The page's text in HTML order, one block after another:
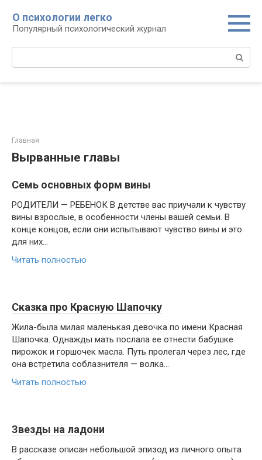
контенту
О психологии легко
Популярный психологический журнал
Главная
Вырванные главы
Семь основных форм вины
РОДИТЕЛИ — РЕБЕНОК В детстве вас приучали к чувству
вины взрослые, в особенности члены вашей семьи. В
конце концов, если они испытывают чувство вины и это
для них...
Читать полностью
Сказка про Красную Шапочку
Жила-была милая маленькая девочка по имени Красная
Шапочка. Однажды мать послала ее отнести бабушке
пирожок и горшочек масла. Путь пролегал через лес, где
она встретила соблазнителя — волка...
Читать полностью
Звезды на ладони
В рассказе описан небольшой эпизод из личного опыта